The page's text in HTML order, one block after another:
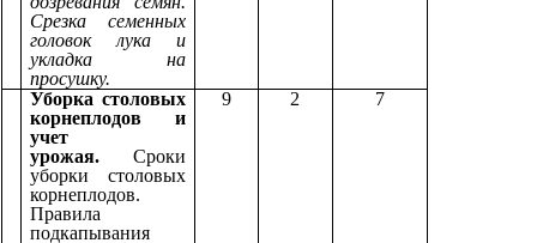
Срезка семенных
головок лука и
укладка на
просушку.
Уборка столовых
корнеплодов и
учет
урожая. Сроки
уборки столовых
корнеплодов.
Правила
подкапывания
9 2 7